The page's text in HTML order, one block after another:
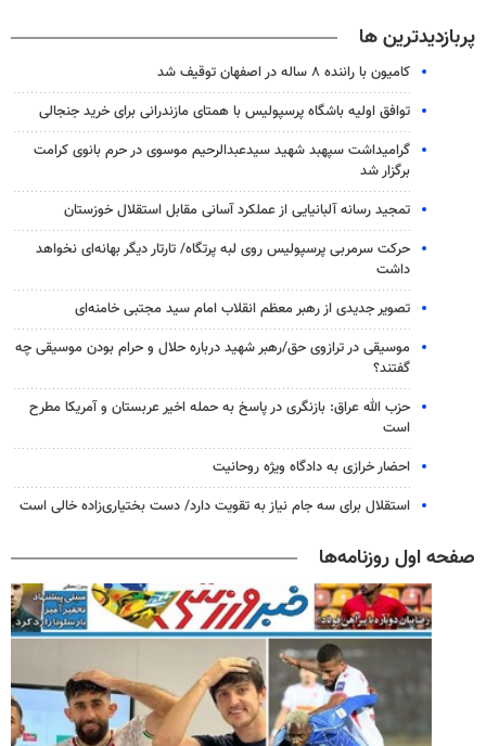
پربازدیدترین ها
کامیون با راننده ۸ ساله در اصفهان توقیف شد
توافق اولیه باشگاه پرسپولیس با همتای مازندرانی برای خرید جنجالی
گرامیداشت سپهبد شهید سیدعبدالرحیم موسوی در حرم بانوی کرامت
برگزار شد
تمجید رسانه آلبانیایی از عملکرد آسانی مقابل استقلال خوزستان
حرکت سرمربی پرسپولیس روی لبه پرتگاه/ تارتار دیگر بهانه‌ای نخواهد
داشت
تصویر جدیدی از رهبر معظم انقلاب امام سید مجتبی خامنه‌ای
موسیقی در ترازوی حق/رهبر شهید درباره حلال و حرام بودن موسیقی چه
گفتند؟
حزب الله عراق: بازنگری در پاسخ به حمله اخیر عربستان و آمریکا مطرح
است
احضار خرازی به دادگاه ویژه روحانیت
استقلال برای سه جام نیاز به تقویت دارد/ دست بختیاری‌زاده خالی است
صفحه اول روزنامه‌ها